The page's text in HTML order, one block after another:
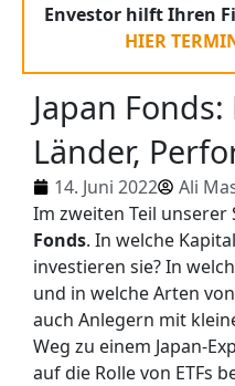
Envestor hilft Ihren
HIER
Japan
Länder,
14. Juni 2022
Ali
Im zweiten Teil
Fonds. In welche
investieren sie? In
und in welche Arten
auch Anlegern mit
Weg zu einem Japan-
auf die Rolle von ETFs